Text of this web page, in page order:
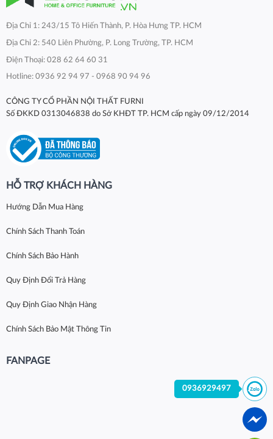
Địa Chỉ 1: 243/15 Tô Hiến Thành, P. Hòa Hưng TP. HCM
Địa Chỉ 2: 540 Liên Phường, P. Long Trường, TP. HCM
Điện Thoại: 028 62 64 60 31
Hotline: 0936 92 94 97 - 0968 90 94 96
CÔNG TY CỔ PHẦN NỘI THẤT FURNI
Số ĐKKD 0313046838 do Sở KHĐT TP. HCM cấp ngày 09/12/2014
HỖ TRỢ KHÁCH HÀNG
Hướng Dẫn Mua Hàng
Chính Sách Thanh Toán
Chính Sách Bảo Hành
Quy Định Đổi Trả Hàng
Quy Định Giao Nhận Hàng
Chính Sách Bảo Mật Thông Tin
FANPAGE
0936929497